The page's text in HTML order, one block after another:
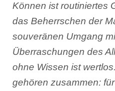
Können ist routiniertes
das Beherrschen der
souveränen Umgang
Überraschungen des
ohne Wissen ist
gehören zusammen: